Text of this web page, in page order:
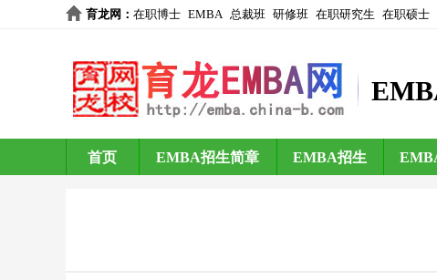
育龙网 ： 在职博士 EMBA 总裁班 研修班 在职研究生 在职硕士
首页 EMBA招生简章 EMBA招生